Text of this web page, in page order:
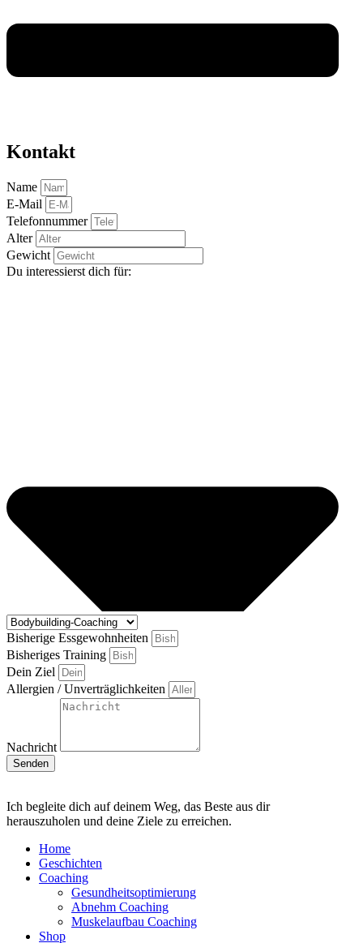
Kontakt
Name
E-Mail
Telefonnummer
Alter
Gewicht
Du interessierst dich für:
Bisherige Essgewohnheiten
Bisheriges Training
Dein Ziel
Allergien / Unverträglichkeiten
Nachricht
Senden
Ich begleite dich auf deinem Weg, das Beste aus dir
herauszuholen und deine Ziele zu erreichen.
Home
Geschichten
Coaching
Gesundheitsoptimierung
Abnehm Coaching
Muskelaufbau Coaching
Shop